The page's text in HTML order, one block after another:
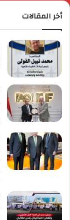
أخر المقالات